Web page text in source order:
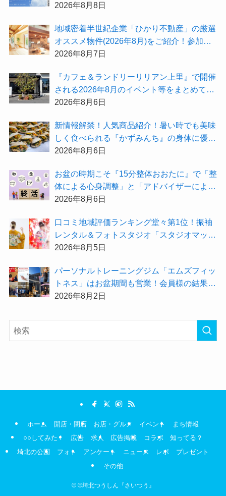
探すなら『街の職人さん.com』がオススメ
2026年8月8日
地域密着半世紀企業「ひかり不動産」の厳選
オススメ物件(2026年8月)をご紹介！参加費
無料『”木の家”新潟工場見学会』のご予約も
2026年8月7日
『カフェ＆ランドリーリリアン上里』で開催
される2026年8月のイベント等をまとめてご
紹介！
2026年8月6日
新情報解禁！人気商品紹介！暑い時でも美味
しく食べられる『かずみんち』の身体に優し
い天然酵母手作り減塩パンを召し上がれ♪
2026年8月6日
お盆の時期こそ『15分整体おおたに』で「整
体による心身調整」と「アドバイザーによる
身辺整理の準備」をしてみませんか？
2026年8月6日
⼝コミ地域評価ランキング堂々第1位！振袖
レンタル＆フォトスタジオ「スタジオマック
ス」がお得な『2026年8月限定キャンペー
2026年8月5日
パーソナルトレーニングジム「エムズフィッ
トネス」はお盆期間も営業！会員様の結果を
大公開★
2026年8月2日
ホーム 開店・閉店 お店・グルメ イベント
まち情報
○○してみた！
広告 求人 広告掲載 コラボ
知ってる？
埼北の公園
フォト アンケート ニュース レポ
プレゼント
その他
©©埼北つうしん『さいつう』